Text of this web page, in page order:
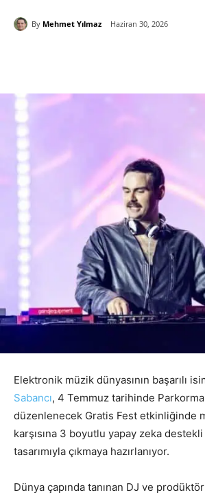
By Mehmet Yılmaz Haziran 30, 2026
Elektronik müzik dünyasının başarılı
Sabancı, 4 Temmuz tarihinde
düzenlenecek Gratis Fest etkinliğinde
karşısına 3 boyutlu yapay zeka
tasarımıyla çıkmaya hazırlanıyor.
Dünya çapında tanınan DJ ve